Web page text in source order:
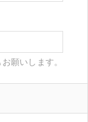
願いします。